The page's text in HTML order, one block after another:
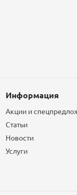
Информация
Акции и
Статьи
Новости
Услуги